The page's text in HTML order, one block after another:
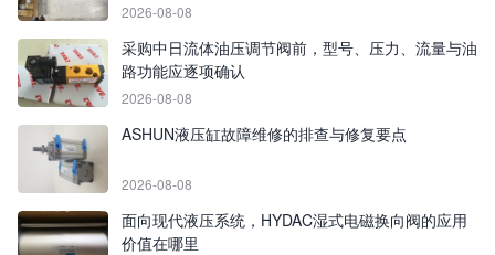
2026-08-08
采购中日流体油压调节阀前，型号、压力、流量与油
路功能应逐项确认
2026-08-08
ASHUN液压缸故障维修的排查与修复要点
2026-08-08
面向现代液压系统，HYDAC湿式电磁换向阀的应用
价值在哪里